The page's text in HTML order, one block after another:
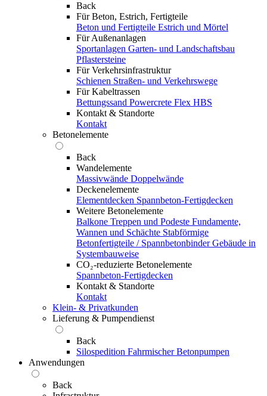
Back
Für Beton, Estrich, Fertigteile
Beton und Fertigteile Estrich und Mörtel
Für Außenanlagen
Sportanlagen Garten- und Landschaftsbau
Pflastersteine
Für Verkehrsinfrastruktur
Schienen Straßen- und Verkehrswege
Für Kabeltrassen
Bettungssand Powercrete Flex HBS
Kontakt & Standorte
Kontakt
Betonelemente
Back
Wandelemente
Massivwände Doppelwände
Deckenelemente
Elementdecken Spannbeton-Fertigdecken
Weitere Betonelemente
Balkone Treppen und Podeste Fundamente,
Wannen und Schächte Stabförmige
Betonfertigteile / Spannbetonbinder Gebäude in
Systembauweise
CO₂-reduzierte Betonelemente
Spannbeton-Fertigdecken
Kontakt & Standorte
Kontakt
Klein- & Privatkunden
Lieferung & Pumpendienst
Back
Silospedition Fahrmischer Betonpumpen
Anwendungen
Back